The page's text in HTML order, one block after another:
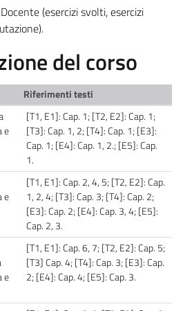
(esercizi svolti, esercizi
del corso
Riferimenti testi
e
[T1, E1]: Cap. 1; [T2, E2]: Cap. 1;
[T3]: Cap. 1, 2; [T4]: Cap. 1; [E3]:
Cap. 1; [E4]: Cap. 1, 2.; [E5]: Cap.
1.
e
[T1, E1]: Cap. 2, 4, 5; [T2, E2]: Cap.
1, 2, 4; [T3]: Cap. 3; [T4]: Cap. 2;
[E3]: Cap. 2; [E4]: Cap. 3, 4; [E5]:
Cap. 2, 3.
e
[T1, E1]: Cap. 6, 7; [T2, E2]: Cap. 5;
[T3] Cap. 4; [T4]: Cap. 3; [E3]: Cap.
2; [E4]: Cap. 4; [E5]: Cap. 3.